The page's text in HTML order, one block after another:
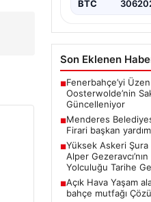
BTC
Son Eklenen
■Fenerbahçe’yi
Oosterwolde’nin
Güncelleniyor
■Menderes
Firari başkan
■Yüksek Askeri Şura
Alper
Yolculuğu Tarihe
■Açık Hava Yaşam
bahçe mutfağı